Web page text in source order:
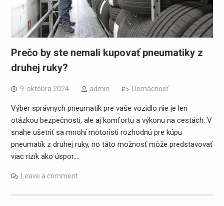
Prečo by ste nemali kupovať pneumatiky z
druhej ruky?
9. októbra 2024 admin Domácnosť
Výber správnych pneumatík pre vaše vozidlo nie je len
otázkou bezpečnosti, ale aj komfortu a výkonu na cestách. V
snahe ušetriť sa mnohí motoristi rozhodnú pre kúpu
pneumatík z druhej ruky, no táto možnosť môže predstavovať
viac rizík ako úspor.…
Leave a comment